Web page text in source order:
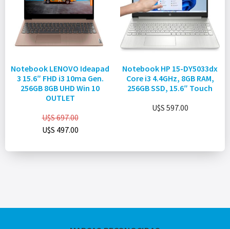
Notebook LENOVO Ideapad
3 15.6″ FHD i3 10ma Gen.
256GB 8GB UHD Win 10
OUTLET
U$S697.00
U$S 497.00
Notebook HP 15-DY5033dx
Core i3 4.4GHz, 8GB RAM,
256GB SSD, 15.6″ Touch
U$S 597.00